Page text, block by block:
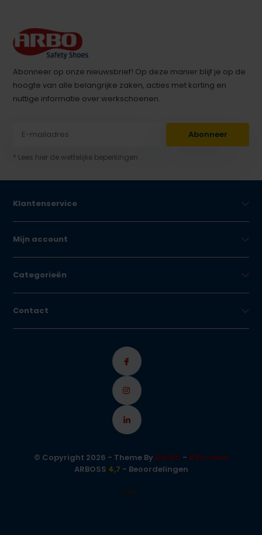
Abonneer op onze nieuwsbrief! Op deze manier blijf je op de
hoogte van alle belangrijke zaken, acties met korting en
nuttige informatie over werkschoenen.
Abonneer
* Lees hier de wettelijke beperkingen
Klantenservice
Mijn account
Categorieën
Contact
© Copyright 2026 - Theme By DMWS - RSS-feed
ARBOSS 4,7 - Beoordelingen